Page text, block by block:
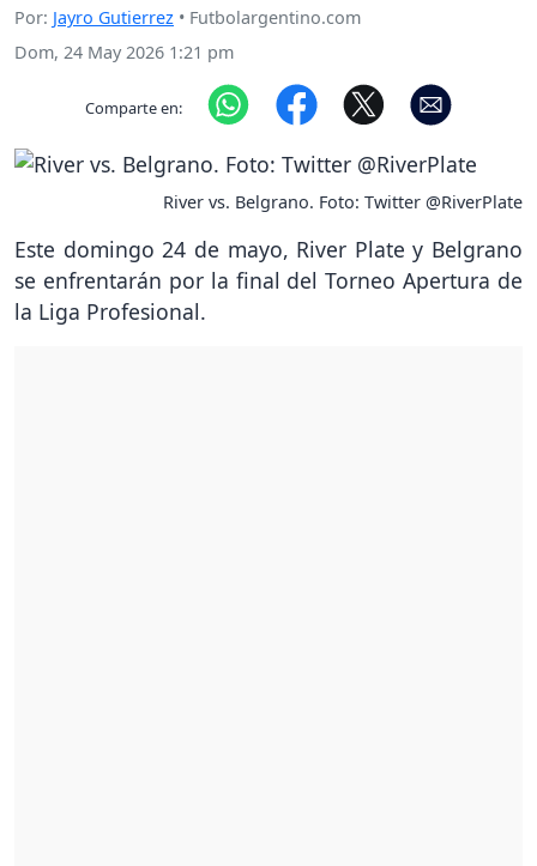
Por: Jayro Gutierrez • Futbolargentino.com
Dom, 24 May 2026 1:21 pm
Comparte en:
River vs. Belgrano. Foto: Twitter @RiverPlate
Este domingo 24 de mayo, River Plate y Belgrano
se enfrentarán por la final del Torneo Apertura de
la Liga Profesional.